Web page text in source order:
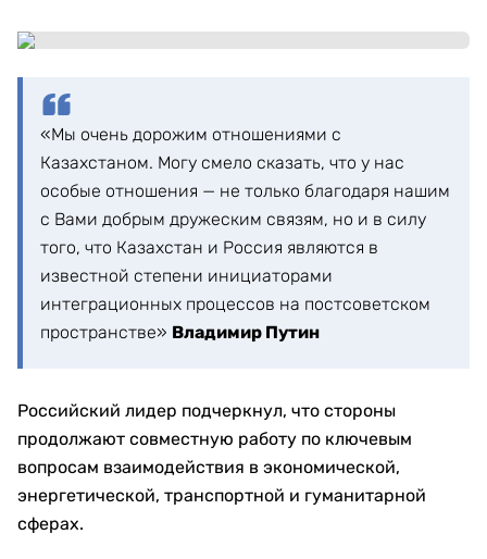
«Мы очень дорожим отношениями с
Казахстаном. Могу смело сказать, что у нас
особые отношения — не только благодаря нашим
с Вами добрым дружеским связям, но и в силу
того, что Казахстан и Россия являются в
известной степени инициаторами
интеграционных процессов на постсоветском
пространстве» Владимир Путин
Российский лидер подчеркнул, что стороны
продолжают совместную работу по ключевым
вопросам взаимодействия в экономической,
энергетической, транспортной и гуманитарной
сферах.